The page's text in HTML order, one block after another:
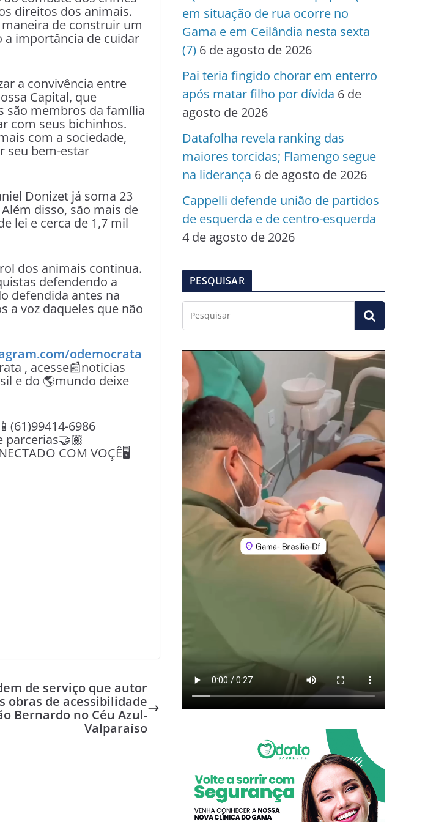
direitos dos animais.
de construir um
a importância de cuidar
a convivência entre
Capital, que
são membros da família
com seus bichinhos.
com a sociedade,
seu bem-estar
Donizet já soma 23
disso, são mais de
lei e cerca de 1,7 mil
dos animais continua.
defendendo a
defendida antes na
a voz daqueles que não
odemocrata
, acesse📰noticias
e do 🌎mundo deixe
📱(61)99414-6986
parcerias🤝🏽
COM VOÇÊ🖥️
de serviço que autor
obras de acessibilidade
Bernardo no Céu Azul-
Valparaíso
em situação de rua ocorre no
Gama e em Ceilândia nesta sexta
(7) 6 de agosto de 2026
Pai teria fingido chorar em enterro
após matar filho por dívida 6 de
agosto de 2026
Datafolha revela ranking das
maiores torcidas; Flamengo segue
na liderança 6 de agosto de 2026
Cappelli defende união de partidos
de esquerda e de centro-esquerda
4 de agosto de 2026
PESQUISAR